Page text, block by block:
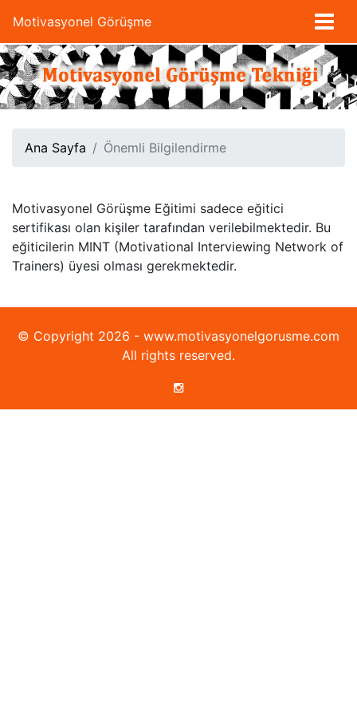
Motivasyonel Görüşme
Ana Sayfa Önemli Bilgilendirme
Motivasyonel Görüşme Eğitimi sadece eğitici
sertifikası olan kişiler tarafından verilebilmektedir. Bu
eğiticilerin MINT (Motivational Interviewing Network of
Trainers) üyesi olması gerekmektedir.
© Copyright 2026 - www.motivasyonelgorusme.com
All rights reserved.